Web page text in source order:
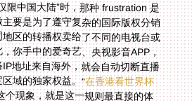
域的独家权益。“在香港看世界杯
个现象，就是这一规则最直接的体
这不仅仅是世界杯的问题，NBA、英超、欧冠乃至热